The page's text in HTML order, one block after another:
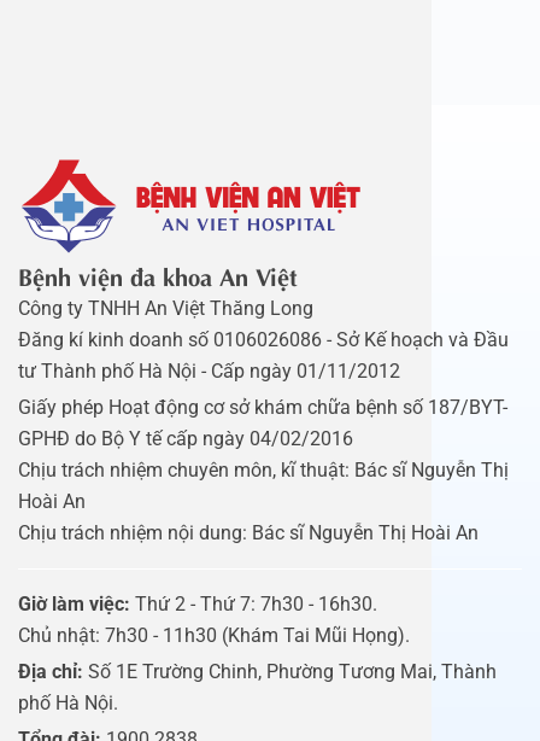
Bệnh viện đa khoa An Việt
Công ty TNHH An Việt Thăng Long
Đăng kí kinh doanh số 0106026086 - Sở Kế hoạch và Đầu
tư Thành phố Hà Nội - Cấp ngày 01/11/2012
Giấy phép Hoạt động cơ sở khám chữa bệnh số 187/BYT-
GPHĐ do Bộ Y tế cấp ngày 04/02/2016
Chịu trách nhiệm chuyên môn, kĩ thuật: Bác sĩ Nguyễn Thị
Hoài An
Chịu trách nhiệm nội dung: Bác sĩ Nguyễn Thị Hoài An
Giờ làm việc: Thứ 2 - Thứ 7: 7h30 - 16h30.
Chủ nhật: 7h30 - 11h30 (Khám Tai Mũi Họng).
Địa chỉ: Số 1E Trường Chinh, Phường Tương Mai, Thành
phố Hà Nội.